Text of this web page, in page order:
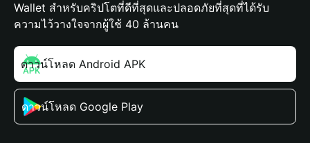
Wallet สำหรับคริปโตที่ดีที่สุดและปลอดภัยที่สุดที่ได้รับ
ความไว้วางใจจากผู้ใช้ 40 ล้านคน
ดาวน์โหลด Android APK
ดาวน์โหลด Google Play